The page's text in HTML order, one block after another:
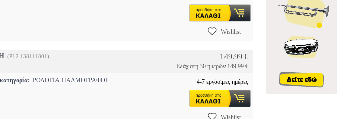
Wishlist
(PL2.138111801) 149.99 €
Ελάχιστη 30 ημερών 149.99 €
ΡΟΛΟΓΙΑ-ΠΑΛΜΟΓΡΑΦΟΙ
4-7 εργάσιμες ημέρες
Wishlist